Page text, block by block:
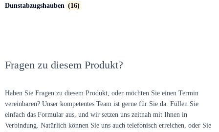
Dunstabzugshauben (16)
Fragen zu diesem Produkt?
Haben Sie Fragen zu diesem Produkt, oder möchten Sie einen Termin
vereinbaren? Unser kompetentes Team ist gerne für Sie da. Füllen Sie
einfach das Formular aus, und wir setzen uns zeitnah mit Ihnen in
Verbindung. Natürlich können Sie uns auch telefonisch erreichen, oder Sie